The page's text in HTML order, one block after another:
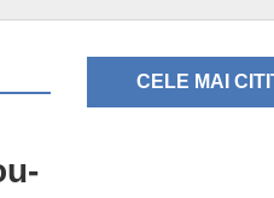
CELE MAI